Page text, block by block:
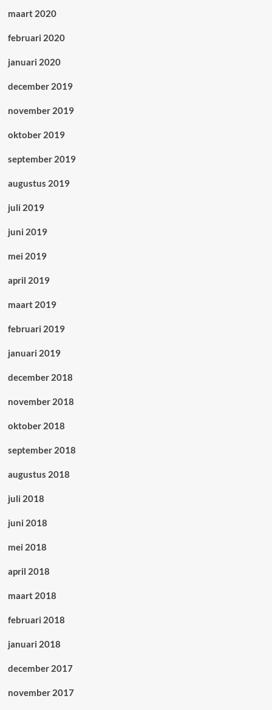
maart 2020
februari 2020
januari 2020
december 2019
november 2019
oktober 2019
september 2019
augustus 2019
juli 2019
juni 2019
mei 2019
april 2019
maart 2019
februari 2019
januari 2019
december 2018
november 2018
oktober 2018
september 2018
augustus 2018
juli 2018
juni 2018
mei 2018
april 2018
maart 2018
februari 2018
januari 2018
december 2017
november 2017